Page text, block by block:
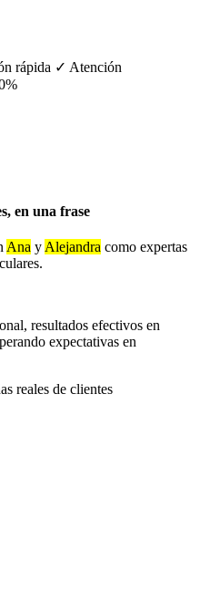
rápida ✓ Atención
en una frase
Ana y Alejandra como expertas
resultados efectivos en
expectativas en
reales de clientes